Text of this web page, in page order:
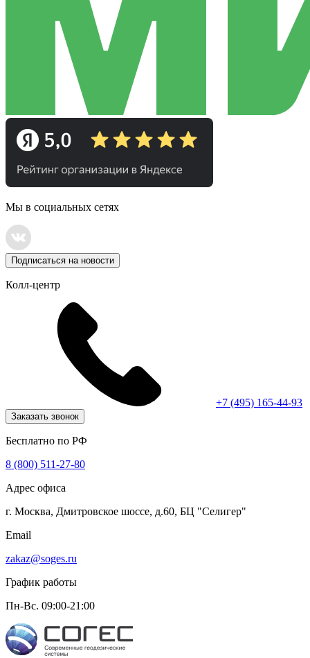
Мы в социальных сетях
Подписаться на новости
Колл-центр
+7 (495) 165-44-93
Заказать звонок
Бесплатно по РФ
8 (800) 511-27-80
Адрес офиса
г. Москва, Дмитровское шоссе, д.60, БЦ "Селигер"
Email
zakaz@soges.ru
График работы
Пн-Вс. 09:00-21:00